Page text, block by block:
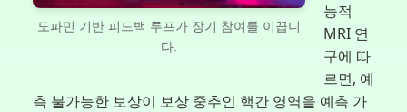
도파민 기반 피드백 루프가 장기 참여를 이끕니
다.
능적
MRI 연
구에 따
르면, 예
측 불가능한 보상이 보상 중추인 핵간 영역을 예측 가